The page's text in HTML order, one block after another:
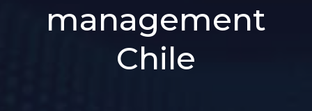
management
Chile